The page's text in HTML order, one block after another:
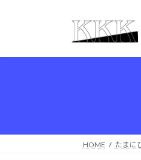
プ
動
HOME たまに